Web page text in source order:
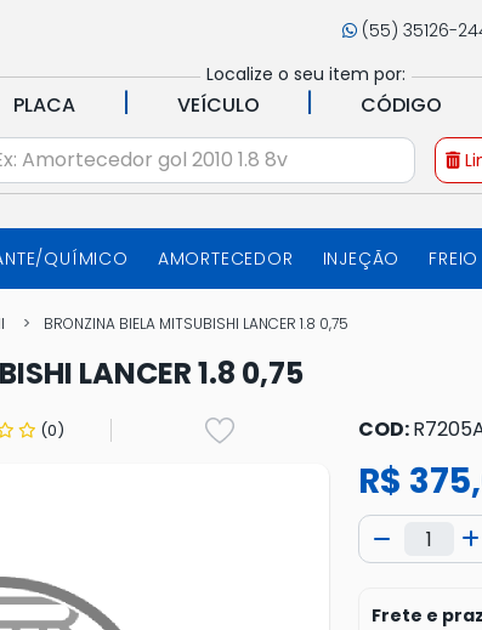
(55) 35126-
Localize o seu item por:
PLACA | VEÍCULO | CÓDIGO
QUÍMICO AMORTECEDOR INJEÇÃO FREIO
BRONZINA BIELA MITSUBISHI LANCER 1.8 0,75
LANCER 1.8 0,75
(0) COD:
R$
Frete e